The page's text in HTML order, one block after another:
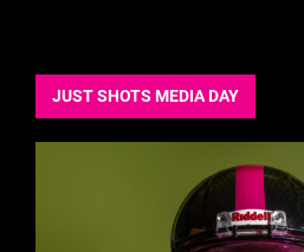
JUST SHOTS MEDIA DAY